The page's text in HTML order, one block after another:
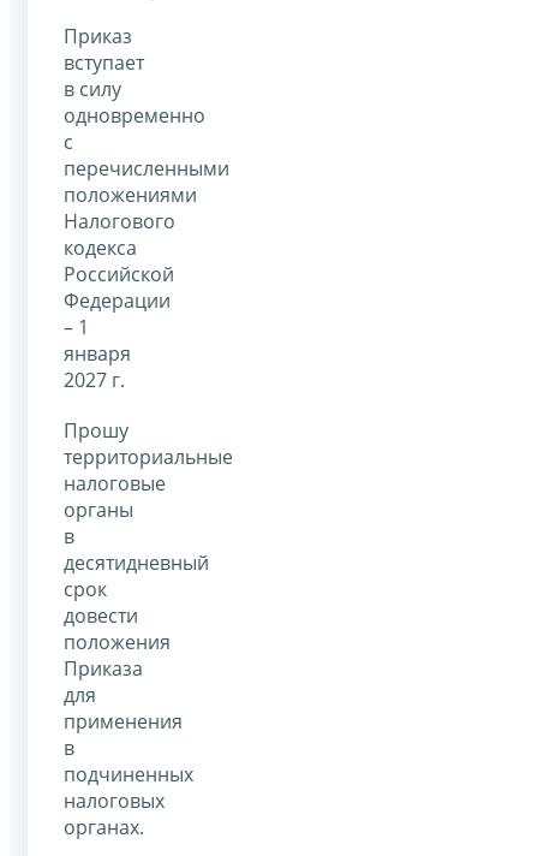
Приказ
вступает
в силу
одновременно
с
перечисленными
положениями
Налогового
кодекса
Российской
Федерации
– 1
января
2027 г.
Прошу
территориальные
налоговые
органы
в
десятидневный
срок
довести
положения
Приказа
для
применения
в
подчиненных
налоговых
органах.